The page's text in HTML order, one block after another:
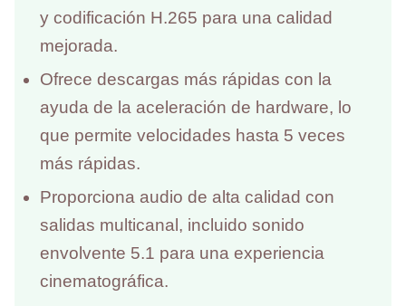
y codificación H.265 para una calidad
mejorada.
Ofrece descargas más rápidas con la
ayuda de la aceleración de hardware, lo
que permite velocidades hasta 5 veces
más rápidas.
Proporciona audio de alta calidad con
salidas multicanal, incluido sonido
envolvente 5.1 para una experiencia
cinematográfica.